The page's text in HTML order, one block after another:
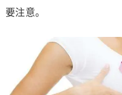
要注意。